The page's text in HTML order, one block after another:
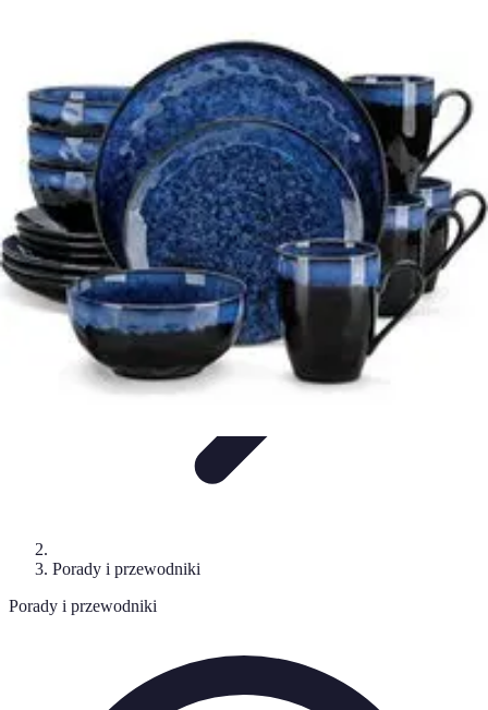
Nowości i Trendy
Nowoczesne AGD
Porady i przewodniki
Porady i przewodniki